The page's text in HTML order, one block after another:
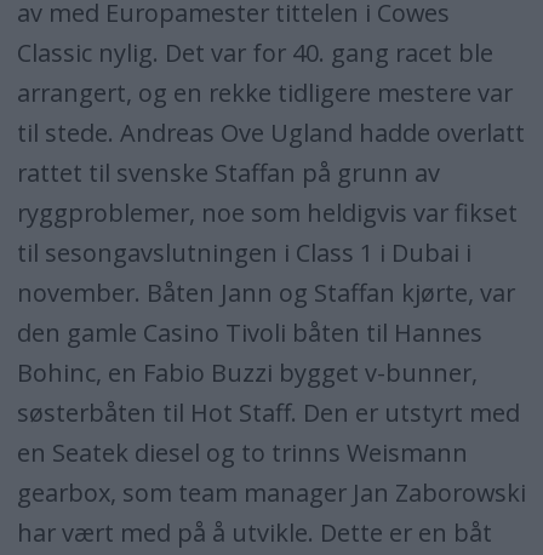
av med Europamester tittelen i Cowes
Classic nylig. Det var for 40. gang racet ble
arrangert, og en rekke tidligere mestere var
til stede. Andreas Ove Ugland hadde overlatt
rattet til svenske Staffan på grunn av
ryggproblemer, noe som heldigvis var fikset
til sesongavslutningen i Class 1 i Dubai i
november. Båten Jann og Staffan kjørte, var
den gamle Casino Tivoli båten til Hannes
Bohinc, en Fabio Buzzi bygget v-bunner,
søsterbåten til Hot Staff. Den er utstyrt med
en Seatek diesel og to trinns Weismann
gearbox, som team manager Jan Zaborowski
har vært med på å utvikle. Dette er en båt